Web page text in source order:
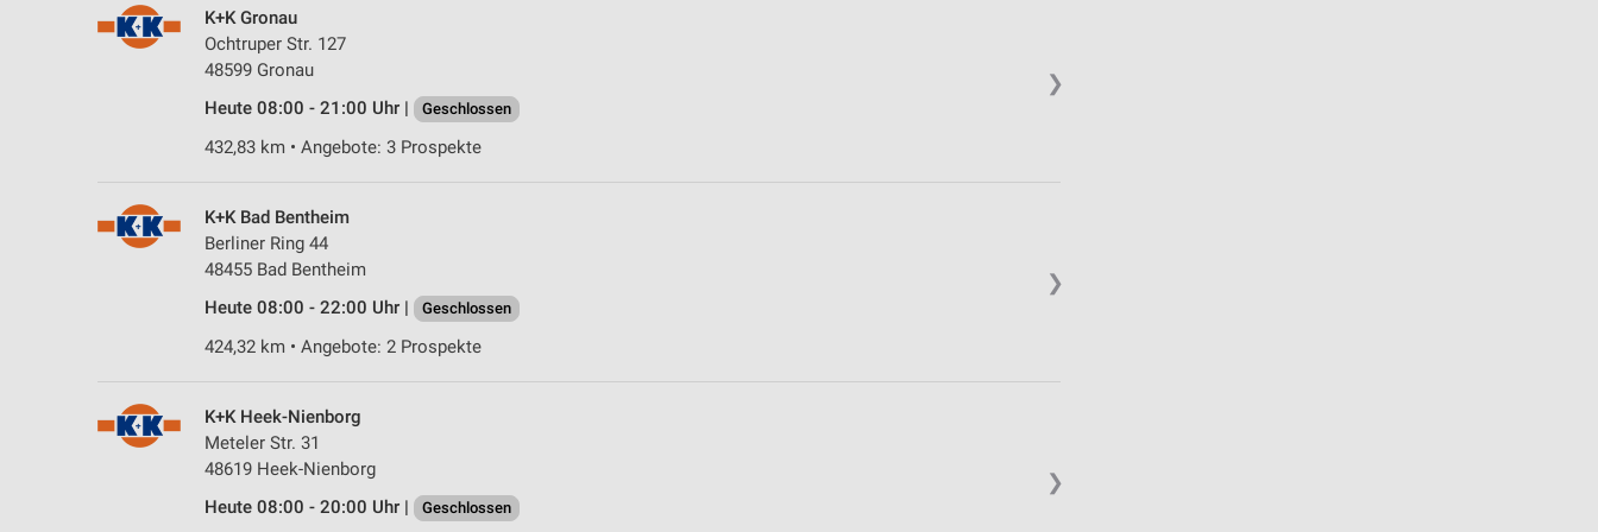
❯
K+K Gronau
Ochtruper Str. 127
48599 Gronau
Heute 08:00 - 21:00 Uhr |
Geschlossen
432,83 km • Angebote: 3 Prospekte
❯
K+K Bad Bentheim
Berliner Ring 44
48455 Bad Bentheim
Heute 08:00 - 22:00 Uhr |
Geschlossen
424,32 km • Angebote: 2 Prospekte
❯
K+K Heek-Nienborg
Meteler Str. 31
48619 Heek-Nienborg
Heute 08:00 - 20:00 Uhr |
Geschlossen